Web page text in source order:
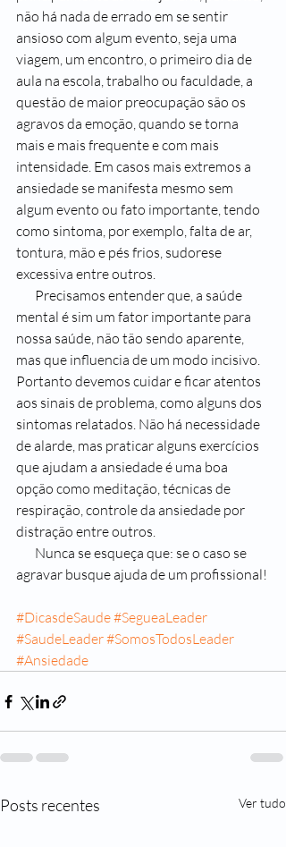
não há nada de errado em se sentir
ansioso com algum evento, seja uma
viagem, um encontro, o primeiro dia de
aula na escola, trabalho ou faculdade, a
questão de maior preocupação são os
agravos da emoção, quando se torna
mais e mais frequente e com mais
intensidade. Em casos mais extremos a
ansiedade se manifesta mesmo sem
algum evento ou fato importante, tendo
como sintoma, por exemplo, falta de ar,
tontura, mão e pés frios, sudorese
excessiva entre outros.
mental é sim um fator importante para
nossa saúde, não tão sendo aparente,
mas que influencia de um modo incisivo.
Portanto devemos cuidar e ficar atentos
aos sinais de problema, como alguns dos
sintomas relatados. Não há necessidade
de alarde, mas praticar alguns exercícios
que ajudam a ansiedade é uma boa
opção como meditação, técnicas de
respiração, controle da ansiedade por
distração entre outros.
agravar busque ajuda de um profissional!
#DicasdeSaude#SegueaLeader
#SaudeLeader#SomosTodosLeader
#Ansiedade
Posts recentes Ver tudo